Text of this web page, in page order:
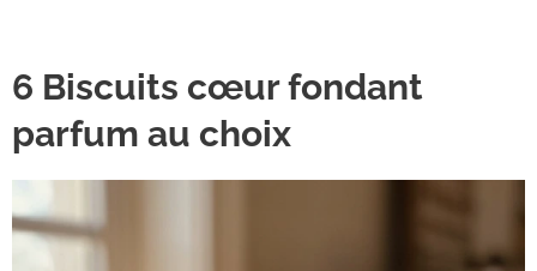
6 Biscuits cœur fondant
parfum au choix